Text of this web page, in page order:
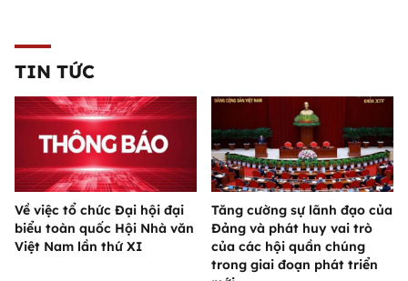
TIN TỨC
Về việc tổ chức Đại hội đại
biểu toàn quốc Hội Nhà văn
Việt Nam lần thứ XI
Tăng cường sự lãnh đạo của
Đảng và phát huy vai trò
của các hội quần chúng
trong giai đoạn phát triển